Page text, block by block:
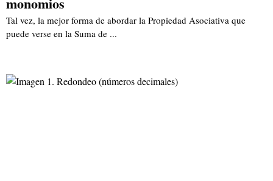
Tal vez, la mejor forma de abordar la Propiedad Asociativa que
puede verse en la Suma de ...